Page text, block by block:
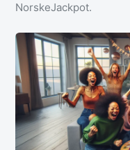
NorskeJackpot.